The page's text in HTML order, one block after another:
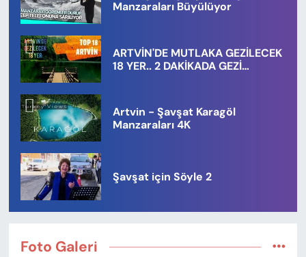
Manzaraları Büyülüyor
ARTVİN'DE MUTLAKA GEZİLECEK
18 YER.. 2 DAKİKADA GEZİ
Artvin - Şavşat Karagöl
Manzaraları 4K
Şavşat için Söyle 2
Foto Galeri